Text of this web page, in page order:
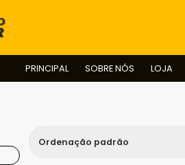
PRINCIPAL SOBRE NÓS LOJA